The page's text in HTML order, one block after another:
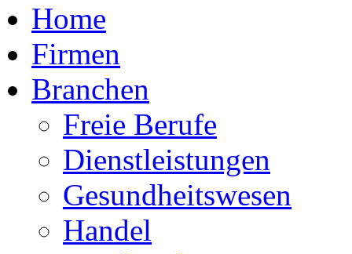
Home
Firmen
Branchen
Freie Berufe
Dienstleistungen
Gesundheitswesen
Handel